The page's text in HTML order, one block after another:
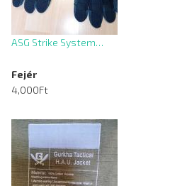
ASG Strike System…
Fejér
4,000Ft